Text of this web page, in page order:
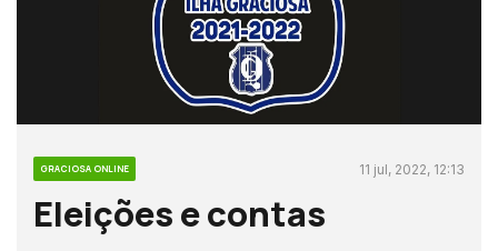
GRACIOSA ONLINE 11 jul, 2022, 12:13
Eleições e contas